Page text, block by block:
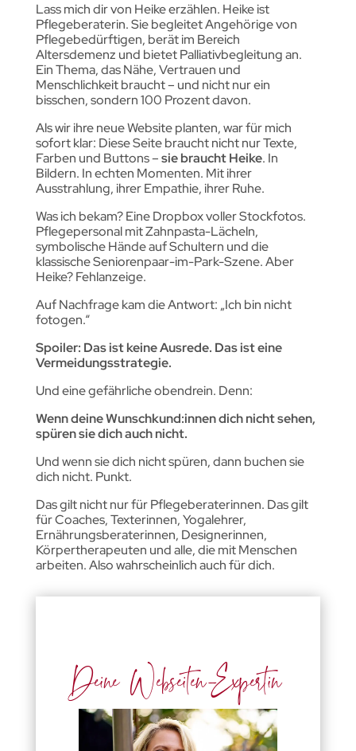
Lass mich dir von Heike erzählen. Heike ist
Pflegeberaterin. Sie begleitet Angehörige von
Pflegebedürftigen, berät im Bereich
Altersdemenz und bietet Palliativbegleitung an.
Ein Thema, das Nähe, Vertrauen und
Menschlichkeit braucht – und nicht nur ein
bisschen, sondern 100 Prozent davon.
Als wir ihre neue Website planten, war für mich
sofort klar: Diese Seite braucht nicht nur Texte,
Farben und Buttons –sie braucht Heike. In
Bildern. In echten Momenten. Mit ihrer
Ausstrahlung, ihrer Empathie, ihrer Ruhe.
Was ich bekam? Eine Dropbox voller Stockfotos.
Pflegepersonal mit Zahnpasta-Lächeln,
symbolische Hände auf Schultern und die
klassische Seniorenpaar-im-Park-Szene. Aber
Heike? Fehlanzeige.
Auf Nachfrage kam die Antwort: „Ich bin nicht
fotogen.“
Spoiler: Das ist keine Ausrede. Das ist eine
Vermeidungsstrategie.
Und eine gefährliche obendrein. Denn:
Wenn deine Wunschkund:innen dich nicht sehen,
spüren sie dich auch nicht.
Und wenn sie dich nicht spüren, dann buchen sie
dich nicht. Punkt.
Das gilt nicht nur für Pflegeberaterinnen. Das gilt
für Coaches, Texterinnen, Yogalehrer,
Ernährungsberaterinnen, Designerinnen,
Körpertherapeuten und alle, die mit Menschen
arbeiten. Also wahrscheinlich auch für dich.
Deine Webseiten-Expertin